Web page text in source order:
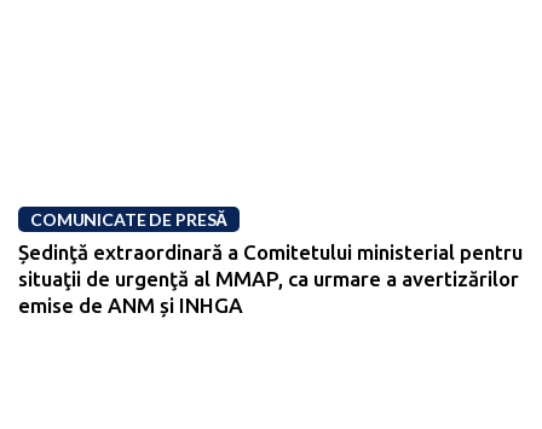
COMUNICATE DE PRESĂ
Ședinţă extraordinară a Comitetului ministerial pentru
situaţii de urgenţă al MMAP, ca urmare a avertizărilor
emise de ANM și INHGA